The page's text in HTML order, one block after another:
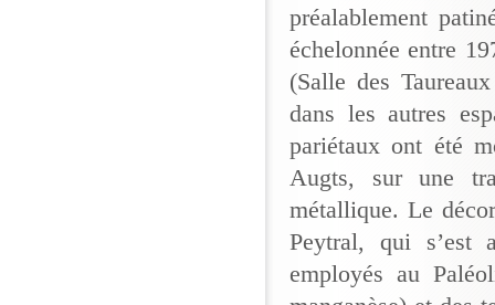
préalablement
échelonnée entre
(Salle des
dans les autres
pariétaux ont été
Augts, sur une
métallique. Le
Peytral, qui s’est
employés au